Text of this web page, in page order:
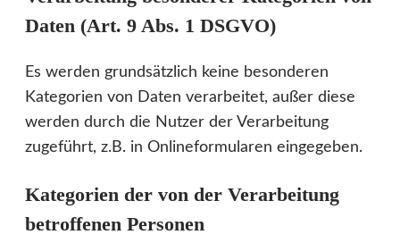
Daten (Art. 9 Abs. 1 DSGVO)
Es werden grundsätzlich keine besonderen
Kategorien von Daten verarbeitet, außer diese
werden durch die Nutzer der Verarbeitung
zugeführt, z.B. in Onlineformularen eingegeben.
Kategorien der von der Verarbeitung
betroffenen Personen